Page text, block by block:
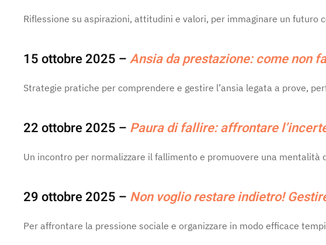
Riflessione su aspirazioni, attitudini e valori, per immaginare un futuro
15 ottobre 2025 –Ansia da prestazione: come non
Strategie pratiche per comprendere e gestire l’ansia legata a prove,
22 ottobre 2025 – Paura di fallire: affrontare
Un incontro per normalizzare il fallimento e promuovere una mentalità
29 ottobre 2025 – Non voglio restare indietro!
Per affrontare la pressione sociale e organizzare in modo efficace